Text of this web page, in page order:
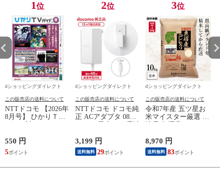
1位
dショッピングダイレクト
この販売店の送料について
NTTドコモ 【2026年
8月号】 ひかりＴＶ
550 円
5
2位
dショッピングダイレクト
この販売店の送料について
NTTドコモ ドコモ純
正 ACアダプタ 08
iPhone Android
Nintendo Switch スイ
ッチ対応 AMD39027
3,199 円
送料無料 29
3位
dショッピングダイレクト
この販売店の送料について
令和7年産 五ツ星お
米マイスター厳選 新
まとめ買い 田中米穀
精米HACCP認定の高
品質管理 白米 精米
8,970 円
送料無料 83